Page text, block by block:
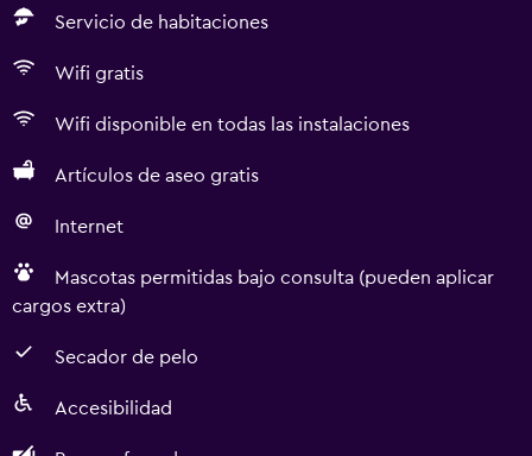
Servicio de habitaciones
Wifi gratis
Wifi disponible en todas las instalaciones
Artículos de aseo gratis
Internet
Mascotas permitidas bajo consulta (pueden aplicar
cargos extra)
Secador de pelo
Accesibilidad